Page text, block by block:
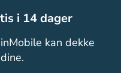
i 14 dager
kan dekke